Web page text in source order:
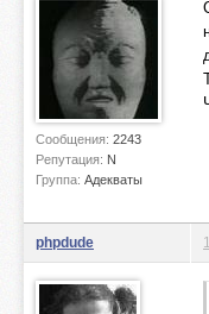
Сообщения: 2243
Репутация: N
Группа: Адекваты
phpdude